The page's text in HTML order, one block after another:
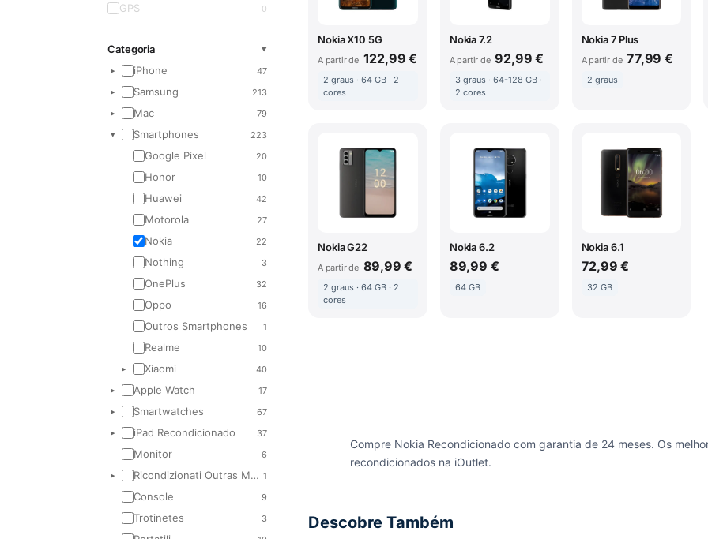
Categoria ▼
▸ iPhone 47
▸ Samsung 213
▸ Mac 79
▾ Smartphones 223
Google Pixel 20
Honor 10
Huawei 42
Motorola 27
Nokia 22
Nothing 3
OnePlus 32
Oppo 16
Outros Smartphones 1
Realme 10
▸ Xiaomi 40
▸ Apple Watch 17
▸ Smartwatches 67
▸ iPad Recondicionado 37
Monitor 6
▸ Ricondizionati Outras Marcas 1
Console 9
Trotinetes 3
512 GB 0
GPS 0
Nokia X10 5G
A partir de 122,99 €
2 graus · 64 GB · 2
cores
Nokia 7.2
A partir de 92,99 €
3 graus · 64-128 GB ·
2 cores
Nokia 7 Plus
A partir de 77,99 €
2 graus
Nokia G22
A partir de 89,99 €
2 graus · 64 GB · 2
cores
Nokia 6.2
89,99 €
64 GB
Nokia 6.1
72,99 €
32 GB
Compre Nokia Recondicionado com garantia de 24 meses. Os
recondicionados na iOutlet.
Descobre Também